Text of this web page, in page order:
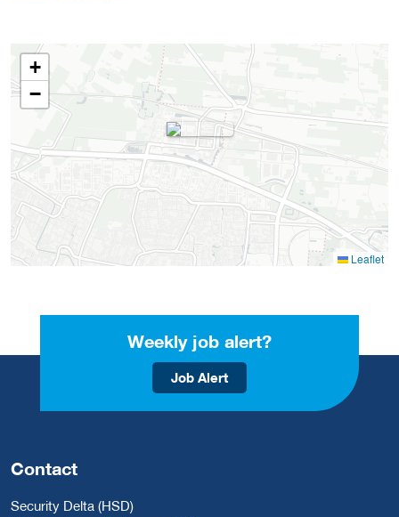
+
−
Leaflet
Weekly job alert?
Job Alert
Contact
Security Delta (HSD)